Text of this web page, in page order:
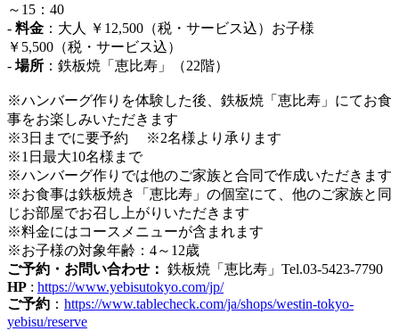
～15：40
- 料金 ：大人 ￥12,500（税・サービス込）お子様
￥5,500（税・サービス込）
- 場所 ：鉄板焼「恵比寿」（22階）
※ハンバーグ作りを体験した後、鉄板焼「恵比寿」にてお食
事をお楽しみいただきます
※3日までに要予約 ※2名様より承ります
※1日最大10名様まで
※ハンバーグ作りでは他のご家族と合同で作成いただきます
※お食事は鉄板焼き「恵比寿」の個室にて、他のご家族と同
じお部屋でお召し上がりいただきます
※料金にはコースメニューが含まれます
※お子様の対象年齢：4～12歳
ご予約・お問い合わせ： 鉄板焼「恵比寿」Tel.03-5423-7790
HP : https://www.yebisutokyo.com/jp/
ご予約 ： https://www.tablecheck.com/ja/shops/westin-tokyo-
yebisu/reserve